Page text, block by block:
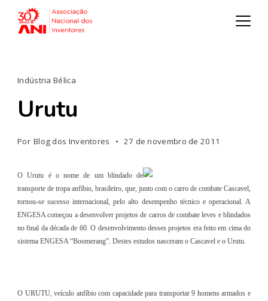
Indústria Bélica
Urutu
Por Blog dos Inventores 27 de novembro de 2011
O Urutu é o nome de um blindado de
transporte de tropa anfíbio, brasileiro, que, junto com o carro de combate Cascavel,
tornou-se sucesso internacional, pelo alto desempenho técnico e operacional. A
ENGESA começou a desenvolver projetos de carros de combate leves e blindados
no final da década de 60. O desenvolvimento desses projetos era feito em cima do
sistema ENGESA “Boomerang”. Destes estudos nasceram o Cascavel e o Urutu.
O URUTU, veículo anfíbio com capacidade para transportar 9 homens armados e